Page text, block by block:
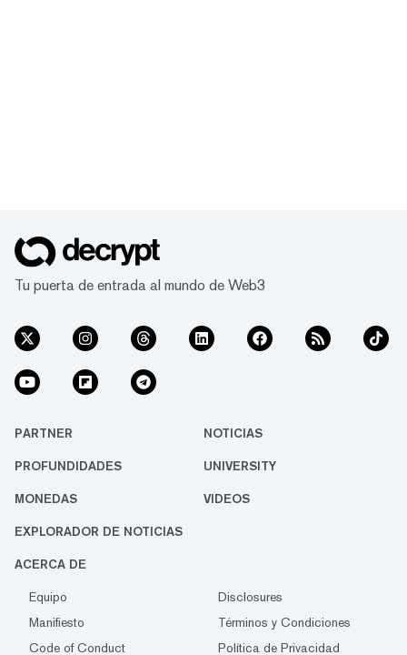
Tu puerta de entrada al mundo de Web3
PARTNER NOTICIAS
PROFUNDIDADES UNIVERSITY
MONEDAS VIDEOS
EXPLORADOR DE NOTICIAS
ACERCA DE
Equipo
Disclosures
Manifiesto
Términos y Condiciones
Code of Conduct
Política de Privacidad